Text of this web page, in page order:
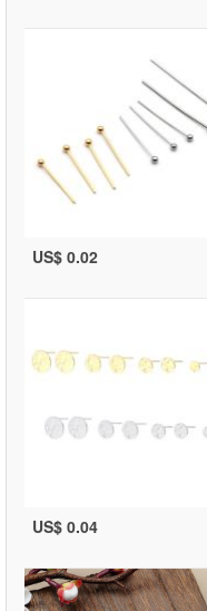
US$ 0.02
US$ 0.04